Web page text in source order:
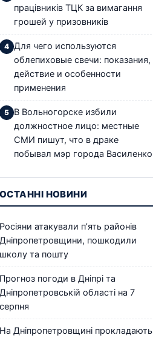
працівників ТЦК за вимагання
грошей у призовників
Для чего используются
облепиховые свечи: показания,
действие и особенности
применения
В Вольногорске избили
должностное лицо: местные
СМИ пишут, что в драке
побывал мэр города Василенко
ОСТАННІ НОВИНИ
Росіяни атакували п’ять районів
Дніпропетровщини, пошкодили
школу та пошту
Прогноз погоди в Дніпрі та
Дніпропетровській області на 7
серпня
На Дніпропетровщині прокладають